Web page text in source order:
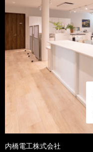
内橋電工株式会社